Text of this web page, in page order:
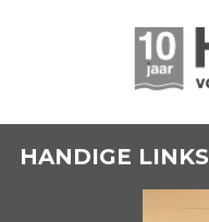
HANDIGE LINKS